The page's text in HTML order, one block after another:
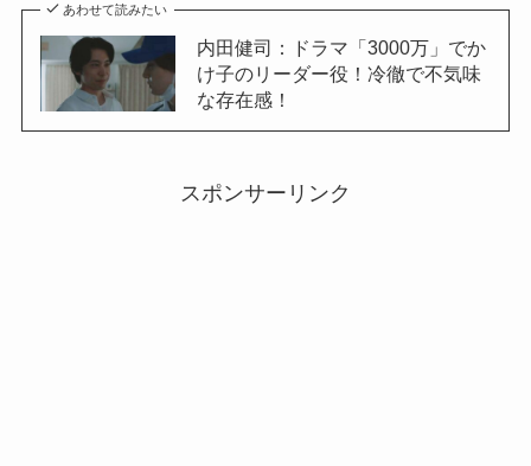
あわせて読みたい
内田健司：ドラマ「3000万」でか
け子のリーダー役！冷徹で不気味
な存在感！
スポンサーリンク